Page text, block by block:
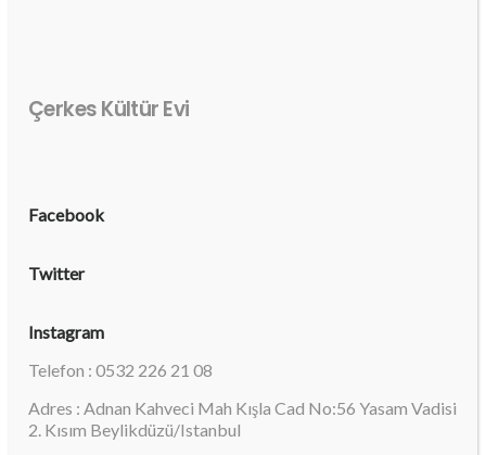
Çerkes Kültür Evi
Facebook
Twitter
Instagram
Telefon : 0532 226 21 08
Adres : Adnan Kahveci Mah Kışla Cad No:56 Yasam Vadisi
2. Kısım Beylikdüzü/Istanbul